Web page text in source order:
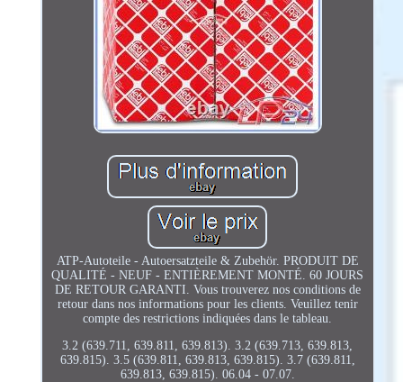
ATP-Autoteile - Autoersatzteile & Zubehör. PRODUIT DE
QUALITÉ - NEUF - ENTIÈREMENT MONTÉ. 60 JOURS
DE RETOUR GARANTI. Vous trouverez nos conditions de
retour dans nos informations pour les clients. Veuillez tenir
compte des restrictions indiquées dans le tableau.
3.2 (639.711, 639.811, 639.813). 3.2 (639.713, 639.813,
639.815). 3.5 (639.811, 639.813, 639.815). 3.7 (639.811,
639.813, 639.815). 06.04 - 07.07.